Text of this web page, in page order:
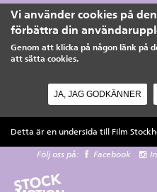
Vi använder cookies på
förbättra din
Genom att klicka på någon länk på
att sätta cookies.
JA, JAG GODKÄNNER
Detta är en undersida till Film
Följ oss på: Facebook